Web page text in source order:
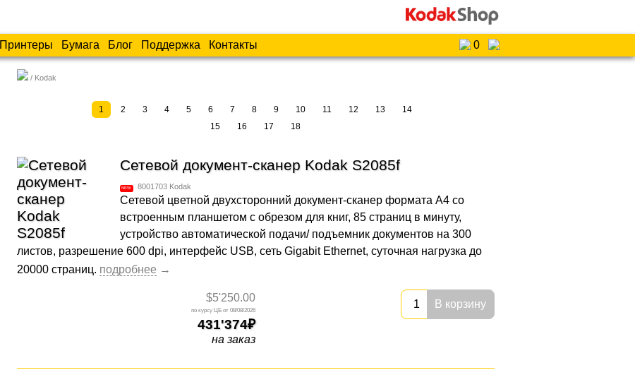
Принтеры Бумага Блог Поддержка Контакты 0
Kodak
1 2 3 4 5 6 7 8 9 10 11 12 13
14
15
16 17 18
Сетевой документ-сканер Kodak S2085f
8001703Kodak
Сетевой цветной двухсторонний документ-сканер формата A4 со
встроенным планшетом с обрезом для книг, 85 страниц в минуту,
устройство автоматической подачи/ подъемник документов на 300
листов, разрешение 600 dpi, интерфейс USB, сеть Gigabit Ethernet, суточная нагрузка до
20000 страниц.
$5'250.00
08/08/2026
431'374
на заказ
В корзину